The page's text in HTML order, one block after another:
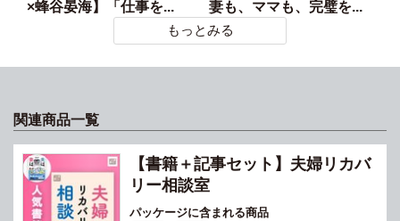
×蜂谷晏海】「仕事を...
妻も、ママも、完璧を...
もっとみる
関連商品一覧
【書籍＋記事セット】夫婦リカバ
リー相談室
パッケージに含まれる商品